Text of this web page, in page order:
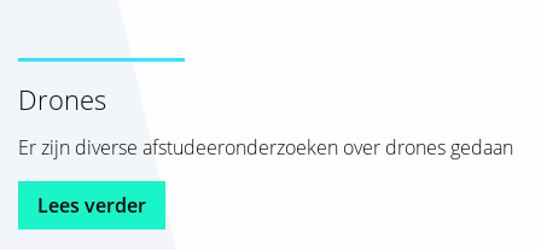
Drones
Er zijn diverse afstudeeronderzoeken over drones gedaan
Lees verder